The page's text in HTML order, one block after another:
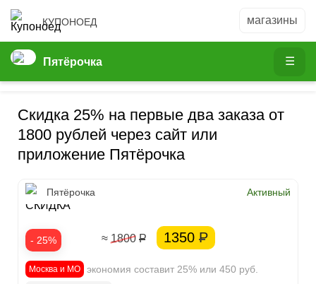
КУПОНОЕД
Пятёрочка
Скидка 25% на первые два заказа от
1800 рублей через сайт или
приложение Пятёрочка
- 25%
25%
СКИДКА
Пятёрочка Активный
≈ 1800 Р 1350 Р
Ваша экономия составит 25% или 450 руб.
Москва и МО